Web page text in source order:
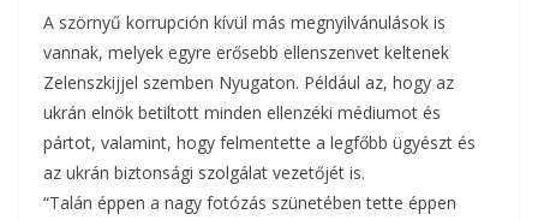
A szörnyű korrupción kívül más megnyilvánulások is
vannak, melyek egyre erősebb ellenszenvet keltenek
Zelenszkijjel szemben Nyugaton. Például az, hogy az
ukrán elnök betiltott minden ellenzéki médiumot és
pártot, valamint, hogy felmentette a legfőbb ügyészt és
az ukrán biztonsági szolgálat vezetőjét is.
“Talán éppen a nagy fotózás szünetében tette éppen